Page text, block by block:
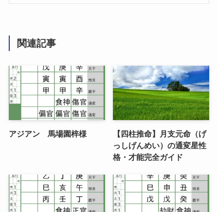
関連記事
アジアン 馬場園梓様
【四柱推命】月支元命（げ
っしげんめい）の通変星性
格・才能完全ガイド